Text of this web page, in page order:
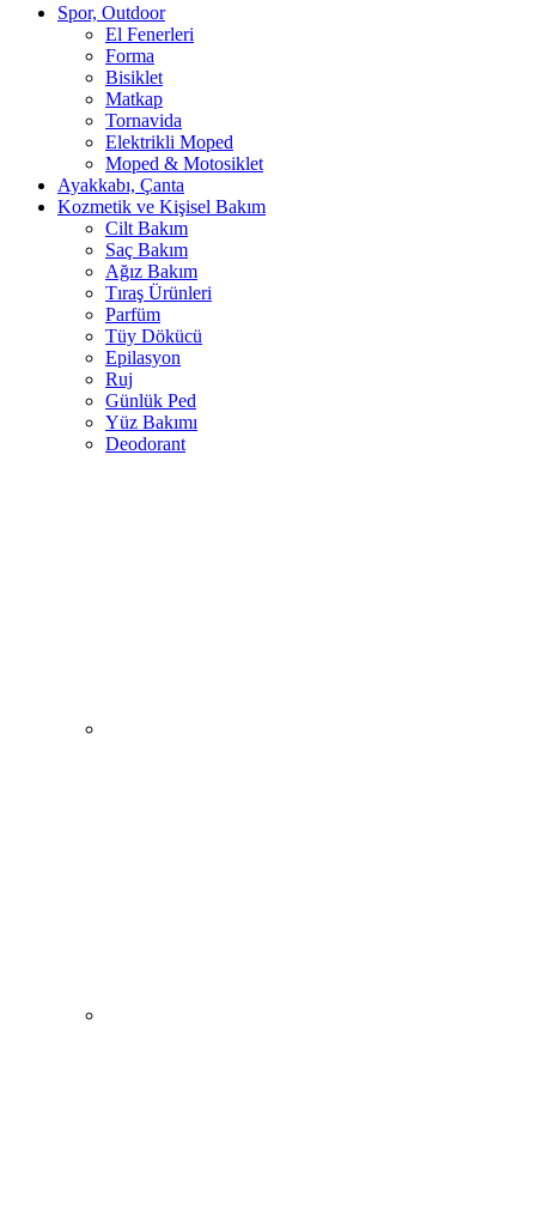
Spor, Outdoor
El Fenerleri
Forma
Bisiklet
Matkap
Tornavida
Elektrikli Moped
Moped & Motosiklet
Ayakkabı, Çanta
Kozmetik ve Kişisel Bakım
Cilt Bakım
Saç Bakım
Ağız Bakım
Tıraş Ürünleri
Parfüm
Tüy Dökücü
Epilasyon
Ruj
Günlük Ped
Yüz Bakımı
Deodorant